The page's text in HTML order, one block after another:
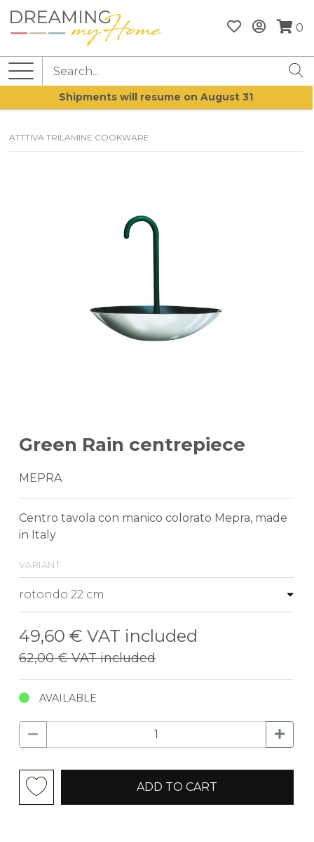
0
Shipments will resume on August 31
ATTTIVA TRILAMINE COOKWARE
Green Rain centrepiece
MEPRA
Centro tavola con manico colorato Mepra, made
in Italy
variant
49,60 € VAT included
62,00 €VAT included
AVAILABLE
ADD TO CART